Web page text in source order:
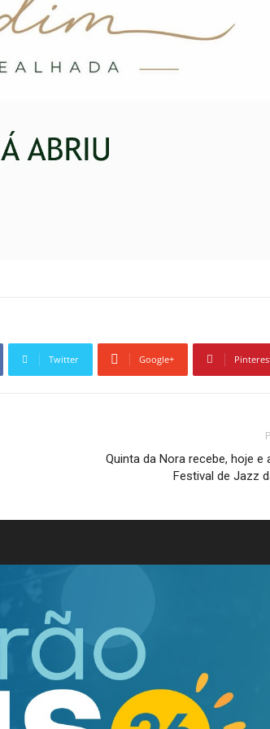
Twitter Google+
Quinta da Nora recebe, hoje e
Festival de Jazz